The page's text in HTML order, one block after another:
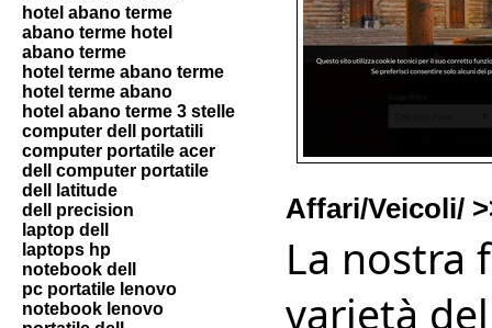
hotel abano terme
abano terme hotel
abano terme
hotel terme abano terme
hotel terme abano
hotel abano terme 3 stelle
computer dell portatili
computer portatile acer
dell computer portatile
dell latitude
dell precision
laptop dell
laptops hp
notebook dell
pc portatile lenovo
notebook lenovo
Affari/Veicoli/
La nostra
varietà